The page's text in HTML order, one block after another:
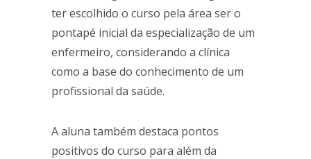
ter escolhido o curso pela área ser o
pontapé inicial da especialização de um
enfermeiro, considerando a clínica
como a base do conhecimento de um
profissional da saúde.
A aluna também destaca pontos
positivos do curso para além da